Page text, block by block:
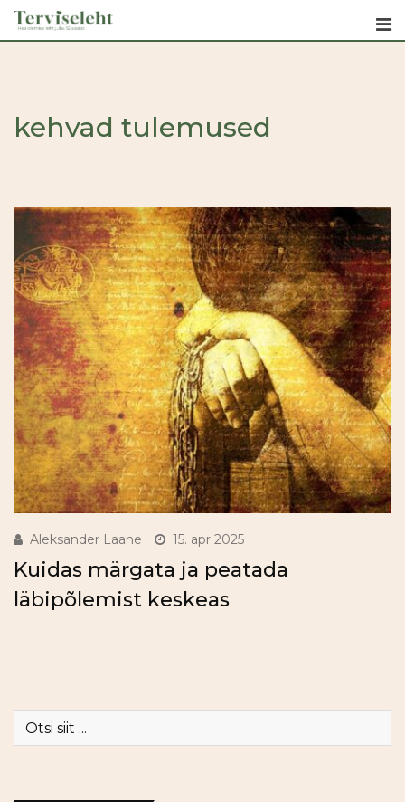
Skip
kehvad tulemused
Aleksander Laane 15. apr 2025
Kuidas märgata ja peatada
läbipõlemist keskeas